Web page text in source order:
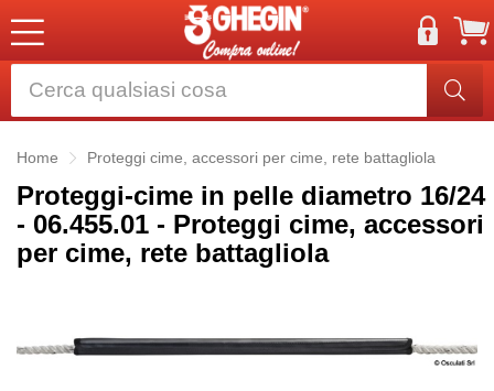
Home Proteggi cime, accessori per cime, rete battagliola
Proteggi-cime in pelle diametro 16/24
- 06.455.01 - Proteggi cime, accessori
per cime, rete battagliola